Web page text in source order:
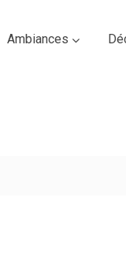
Ambiances